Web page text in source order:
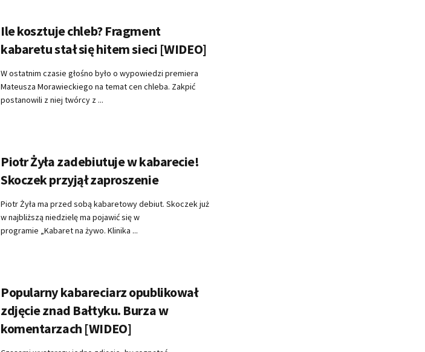
Ile kosztuje chleb? Fragment
kabaretu stał się hitem sieci [WIDEO]
W ostatnim czasie głośno było o wypowiedzi premiera
Mateusza Morawieckiego na temat cen chleba. Zakpić
postanowili z niej twórcy z ...
Piotr Żyła zadebiutuje w kabarecie!
Skoczek przyjął zaproszenie
Piotr Żyła ma przed sobą kabaretowy debiut. Skoczek już
w najbliższą niedzielę ma pojawić się w
programie „Kabaret na żywo. Klinika ...
Popularny kabareciarz opublikował
zdjęcie znad Bałtyku. Burza w
komentarzach [WIDEO]